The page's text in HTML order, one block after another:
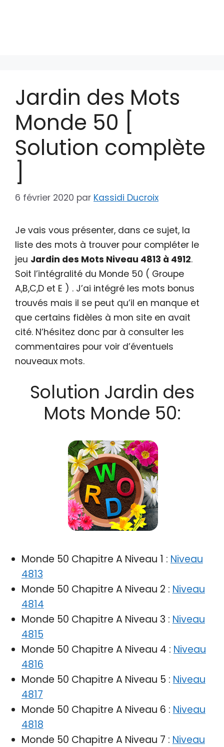
Jardin des Mots
Monde 50 [
Solution complète
6 février 2020 par Kassidi Ducroix
Je vais vous présenter, dans ce sujet, la
liste des mots à trouver pour compléter le
jeu Jardin des Mots Niveau 4813 à 4912.
Soit l’intégralité du Monde 50 ( Groupe
A,B,C,D et E ) . J’ai intégré les mots bonus
trouvés mais il se peut qu’il en manque et
que certains fidèles à mon site en avait
cité. N’hésitez donc par à consulter les
commentaires pour voir d’éventuels
nouveaux mots.
Solution Jardin des
Mots Monde 50:
Monde 50 Chapitre A Niveau 1 : Niveau
4813
Monde 50 Chapitre A Niveau 2 : Niveau
4814
Monde 50 Chapitre A Niveau 3 : Niveau
4815
Monde 50 Chapitre A Niveau 4 : Niveau
4816
Monde 50 Chapitre A Niveau 5 : Niveau
4817
Monde 50 Chapitre A Niveau 6 : Niveau
4818
Monde 50 Chapitre A Niveau 7 : Niveau